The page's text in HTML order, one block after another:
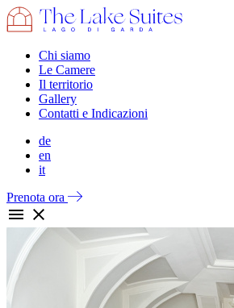
Chi siamo
Le Camere
Il territorio
Gallery
Contatti e Indicazioni
de
en
it
Prenota ora